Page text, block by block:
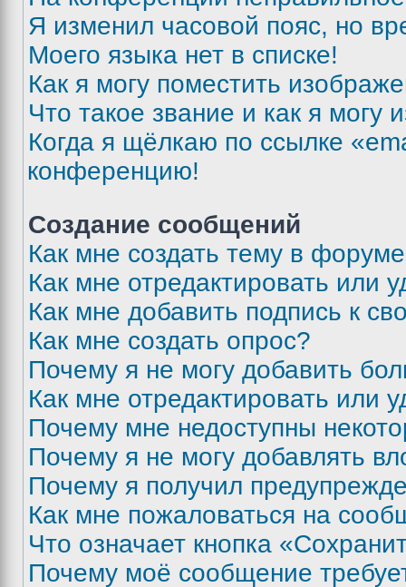
Я изменил часовой пояс, но
Моего языка нет в списке!
Как я могу поместить
Что такое звание и как я могу
Когда я щёлкаю по ссылке
конференцию!
Создание сообщений
Как мне создать тему в
Как мне отредактировать или
Как мне добавить подпись к
Как мне создать опрос?
Почему я не могу добавить
Как мне отредактировать или
Почему мне недоступны
Почему я не могу добавлять
Почему я получил
Как мне пожаловаться на
Что означает кнопка
Почему моё сообщение